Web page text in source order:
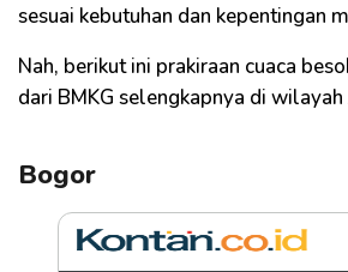
sesuai kebutuhan dan kepentingan
Nah, berikut ini prakiraan cuaca
dari BMKG selengkapnya di wilayah
Bogor